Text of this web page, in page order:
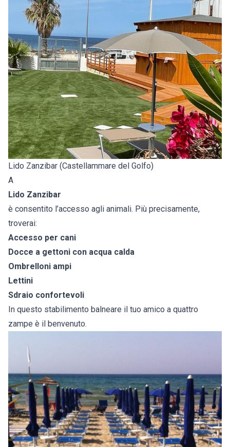
Lido Zanzibar (Castellammare del Golfo)
A
Lido Zanzibar
è consentito l’accesso agli animali. Più precisamente,
troverai:
Accesso per cani
Docce a gettoni con acqua calda
Ombrelloni ampi
Lettini
Sdraio confortevoli
In questo stabilimento balneare il tuo amico a quattro
zampe è il benvenuto.